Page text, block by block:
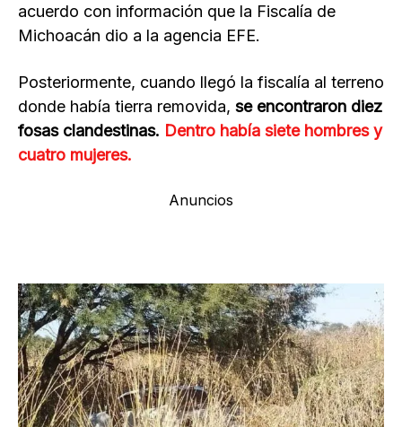
acuerdo con información que la Fiscalía de
Michoacán dio a la agencia EFE.
Posteriormente, cuando llegó la fiscalía al terreno
donde había tierra removida, se encontraron diez
fosas clandestinas. Dentro había siete hombres y
cuatro mujeres.
Anuncios